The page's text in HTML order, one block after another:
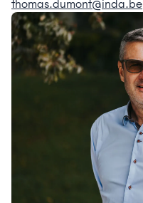
thomas.dumont@inda.be